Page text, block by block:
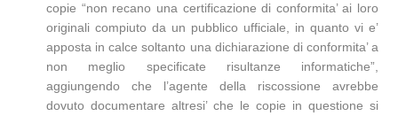
copie “non recano una certificazione di conformita’ ai loro
originali compiuto da un pubblico ufficiale, in quanto vi e’
apposta in calce soltanto una dichiarazione di conformita’ a
non meglio specificate risultanze informatiche”,
aggiungendo che l’agente della riscossione avrebbe
dovuto documentare altresi’ che le copie in questione si